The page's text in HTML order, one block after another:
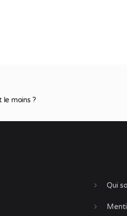
le moins ?
Qui